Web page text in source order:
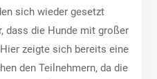
sich wieder gesetzt
dass die Hunde mit großer
zeigte sich bereits eine
den Teilnehmern, da die